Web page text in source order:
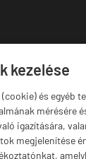
kezelése
és egyéb
mérésére
igazítására,
megjelenítése